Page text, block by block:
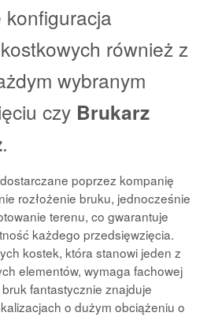
konfiguracja
również z
wybranym
czy Brukarz
.
poprzez kompanię
rozłożenie bruku, jednocześnie
terenu, co gwarantuje
każdego przedsięwzięcia.
kostek, która stanowi jeden z
elementów, wymaga fachowej
fantastycznie znajduje
o dużym obciążeniu o